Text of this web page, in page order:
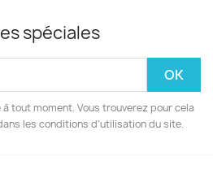
spéciales
tout moment. Vous trouverez pour cela
les conditions d'utilisation du site.